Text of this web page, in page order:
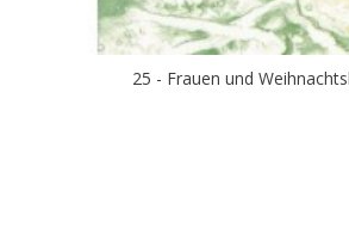
25 - Frauen und